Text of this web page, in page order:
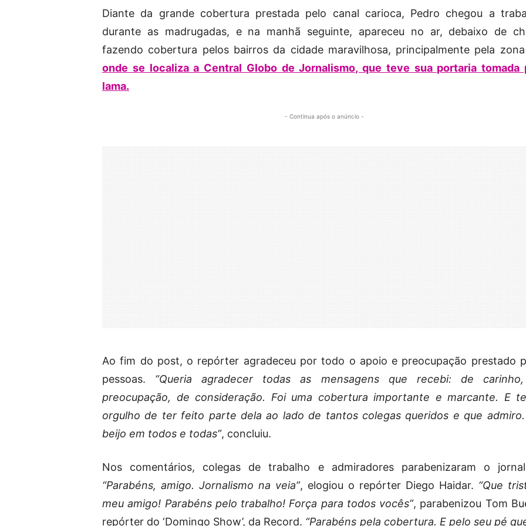
Diante da grande cobertura prestada pelo canal carioca, Pedro chegou a
durante as madrugadas, e na manhã seguinte, apareceu no ar, debaixo de
fazendo cobertura pelos bairros da cidade maravilhosa, principalmente pela
onde se localiza a Central Globo de Jornalismo, que teve sua portaria tomada
lama.
- Continua após o anúncio -
Ao fim do post, o repórter agradeceu por todo o apoio e preocupação prestado
pessoas. “Queria agradecer todas as mensagens que recebi: de
preocupação, de consideração. Foi uma cobertura importante e marcante. E
orgulho de ter feito parte dela ao lado de tantos colegas queridos e que admiro.
beijo em todos e todas”, concluiu.
Nos comentários, colegas de trabalho e admiradores parabenizaram o
“Parabéns, amigo. Jornalismo na veia”, elogiou o repórter Diego Haidar. “Que
meu amigo! Parabéns pelo trabalho! Força para todos vocês”, parabenizou Tom
repórter do ‘Domingo Show’, da Record. “Parabéns pela cobertura. E pelo seu pé